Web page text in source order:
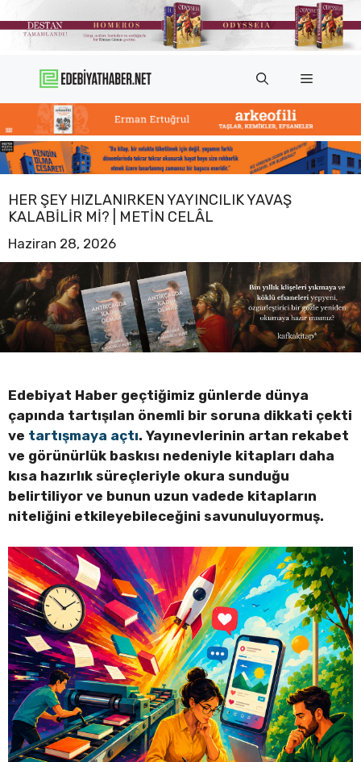
atla
Menü
HER ŞEY HIZLANIRKEN YAYINCILIK YAVAŞ
KALABILIR MI? | METIN CELÂL
Haziran 28, 2026
Edebiyat Haber geçtiğimiz günlerde dünya
çapında tartışılan önemli bir soruna dikkati çekti
ve tartışmaya açtı. Yayınevlerinin artan rekabet
ve görünürlük baskısı nedeniyle kitapları daha
kısa hazırlık süreçleriyle okura sunduğu
belirtiliyor ve bunun uzun vadede kitapların
niteliğini etkileyebileceğini savunuluyormuş.